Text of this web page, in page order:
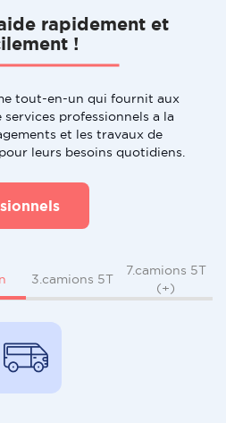
rapidement et
!
tout-en-un qui fournit aux
professionnels a la
et les travaux de
leurs besoins quotidiens.
3.camions 5T
7.camions 5T
(+)